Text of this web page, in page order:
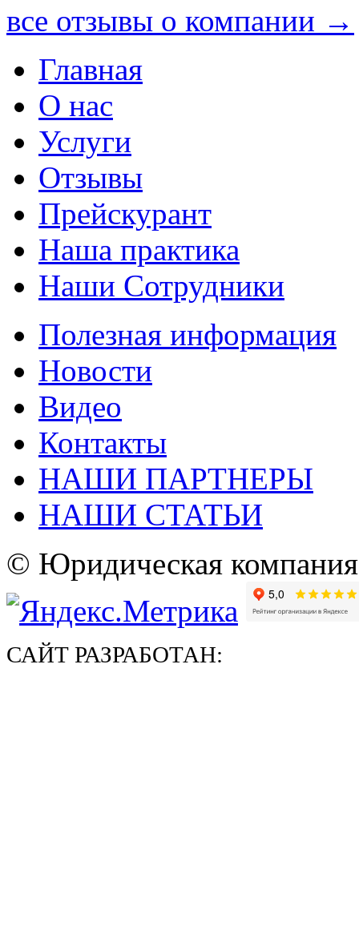
все отзывы о компании →
Главная
О нас
Услуги
Отзывы
Прейскурант
Наша практика
Наши Сотрудники
Полезная информация
Новости
Видео
Контакты
НАШИ ПАРТНЕРЫ
НАШИ СТАТЬИ
© Юридическая
САЙТ РАЗРАБОТАН: